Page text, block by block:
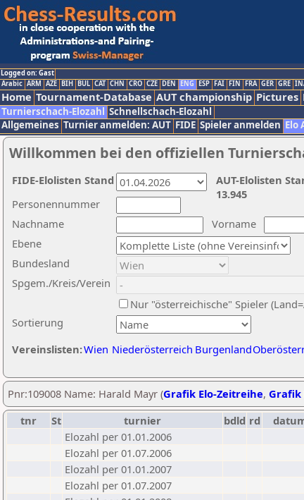
Logged on: Gast
Arabic ARM AZE BIH BUL CAT CHN CRO CZE DEN ENG ESP FAI FIN FRA GER GRE
Home Tournament-Database AUT championship Pictures
Turnierschach-Elozahl Schnellschach-Elozahl
Allgemeines Turnier anmelden: AUT FIDE Spieler anmelden Elo
Willkommen bei den offiziellen
Nachname
Vorname
Ebene
Sortierung
Personennummer
Bundesland
Spgem./Kreis/Verein
Nur "österreichische" Spieler
Vereinslisten:Wien Niederösterreich Burgenland
AUT-Elolisten
13.945
FIDE-Elolisten Stand
Pnr:109008 Name: Harald Mayr (Grafik Elo-Zeitreihe, Grafik
tnr
St turnier bdld rd
Elozahl per 01.01.2006
Elozahl per 01.07.2006
Elozahl per 01.01.2007
Elozahl per 01.07.2007